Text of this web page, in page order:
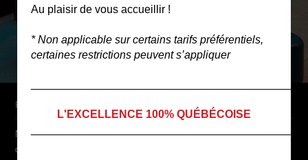
ÉLÉGANCE – CHIC – URBAIN…
Notre hôtel Boutique vous offre une expérience sensorielle unique, un
décor sensationnel dans une ambiance branchée. En plein quartier
Au plaisir de vous accueillir !
* Non applicable sur certains tarifs préférentiels,
certaines restrictions peuvent s’appliquer
L'EXCELLENCE 100% QUÉBÉCOISE